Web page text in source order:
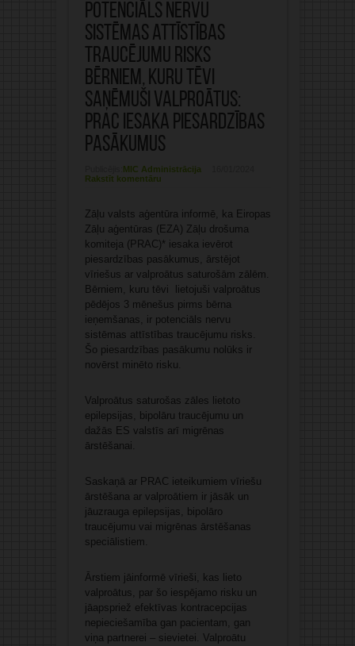
Potenciāls nervu
sistēmas attīstības
traucējumu risks
bērniem, kuru tēvi
saņēmuši valproātus:
PRAC iesaka piesardzības
pasākumus
MIC Administrācija
Rakstīt komentāru
Zāļu valsts aģentūra informē, ka Eiropas
Zāļu aģentūras (EZA) Zāļu drošuma
komiteja (PRAC)* iesaka ievērot
piesardzības pasākumus, ārstējot
vīriešus ar valproātus saturošām zālēm.
Bērniem, kuru tēvi lietojuši valproātus
pēdējos 3 mēnešus pirms bērna
ieņemšanas, ir potenciāls nervu
sistēmas attīstības traucējumu risks.
Šo piesardzības pasākumu nolūks ir
novērst minēto risku.
Valproātus saturošas zāles lietoto
epilepsijas, bipolāru traucējumu un
dažās ES valstīs arī migrēnas
ārstēšanai.
Saskaņā ar PRAC ieteikumiem vīriešu
ārstēšana ar valproātiem ir jāsāk un
jāuzrauga epilepsijas, bipolāro
traucējumu vai migrēnas ārstēšanas
speciālistiem.
Ārstiem jāinformē vīrieši, kas lieto
valproātus, par šo iespējamo risku un
jāapspriež efektīvas kontracepcijas
nepieciešamība gan pacientam, gan
viņa partnerei – sievietei. Valproātu